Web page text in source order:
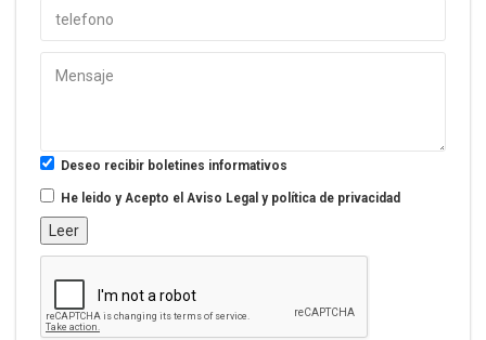
Deseo recibir boletines informativos
He leido y Acepto el Aviso Legal y política de privacidad
Leer